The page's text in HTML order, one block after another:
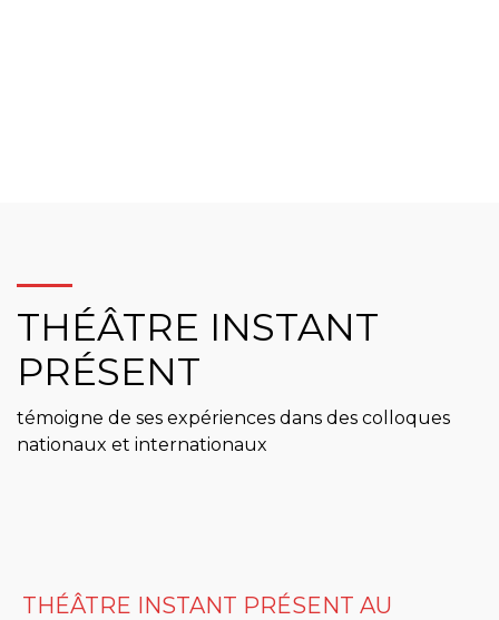
THÉÂTRE INSTANT
PRÉSENT
témoigne de ses expériences dans des colloques
nationaux et internationaux
THÉÂTRE INSTANT PRÉSENT AU